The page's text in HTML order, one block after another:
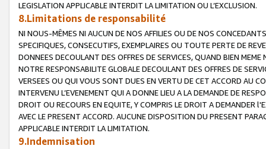
LEGISLATION APPLICABLE INTERDIT LA LIMITATION OU L’EXCLUSION.
8.Limitations de responsabilité
NI NOUS-MÊMES NI AUCUN DE NOS AFFILIES OU DE NOS
SPECIFIQUES, CONSECUTIFS, EXEMPLAIRES OU TOUTE PERTE DE
DONNEES DECOULANT DES OFFRES DE SERVICES, QUAND BIEN
NOTRE RESPONSABILITE GLOBALE DECOULANT DES OFFRES DE
VERSEES OU QUI VOUS SONT DUES EN VERTU DE CET ACCORD AU
INTERVENU L’EVENEMENT QUI A DONNE LIEU A LA DEMANDE DE
DROIT OU RECOURS EN EQUITE, Y COMPRIS LE DROIT A DEMANDER
AVEC LE PRESENT ACCORD. AUCUNE DISPOSITION DU PRESENT
APPLICABLE INTERDIT LA LIMITATION.
9.Indemnisation